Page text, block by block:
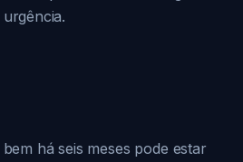
há seis meses pode estar